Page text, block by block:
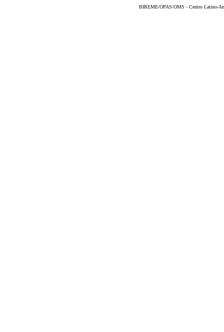
BIREME/OPAS/OMS - Centro Latino-